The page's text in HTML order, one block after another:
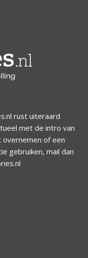
rust uiteraard
met de intro van
of een
gebruiken, mail dan